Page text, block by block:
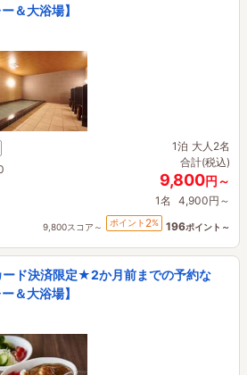
＆大浴場】
1泊 大人2名
合計(税込)
9,800円～
1名 4,900円～
9,800スコア～ ポイント 2% 196ポイント～
ード決済限定★2か月前までの予約な
＆大浴場】